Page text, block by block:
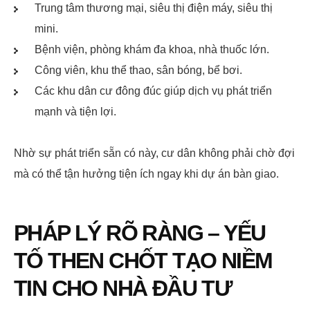
Trung tâm thương mại, siêu thị điện máy, siêu thị
mini.
Bệnh viện, phòng khám đa khoa, nhà thuốc lớn.
Công viên, khu thể thao, sân bóng, bể bơi.
Các khu dân cư đông đúc giúp dịch vụ phát triển
mạnh và tiện lợi.
Nhờ sự phát triển sẵn có này, cư dân không phải chờ đợi
mà có thể tận hưởng tiện ích ngay khi dự án bàn giao.
PHÁP LÝ RÕ RÀNG – YẾU
TỐ THEN CHỐT TẠO NIỀM
TIN CHO NHÀ ĐẦU TƯ